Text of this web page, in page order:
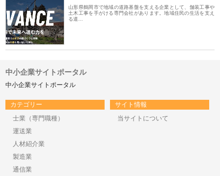
山形県鶴岡市で地域の道路基盤を支える企業として、舗装工事や
土木工事を手がける専門会社があります。地域住民の生活を支え
る道…
中小企業サイトポータル
中小企業サイトポータル
カテゴリー
士業（専門職種）
運送業
人材紹介業
製造業
通信業
サイト情報
当サイトについて